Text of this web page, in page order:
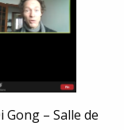
– Salle de